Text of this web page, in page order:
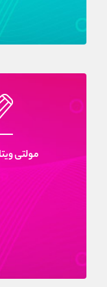
مولتى